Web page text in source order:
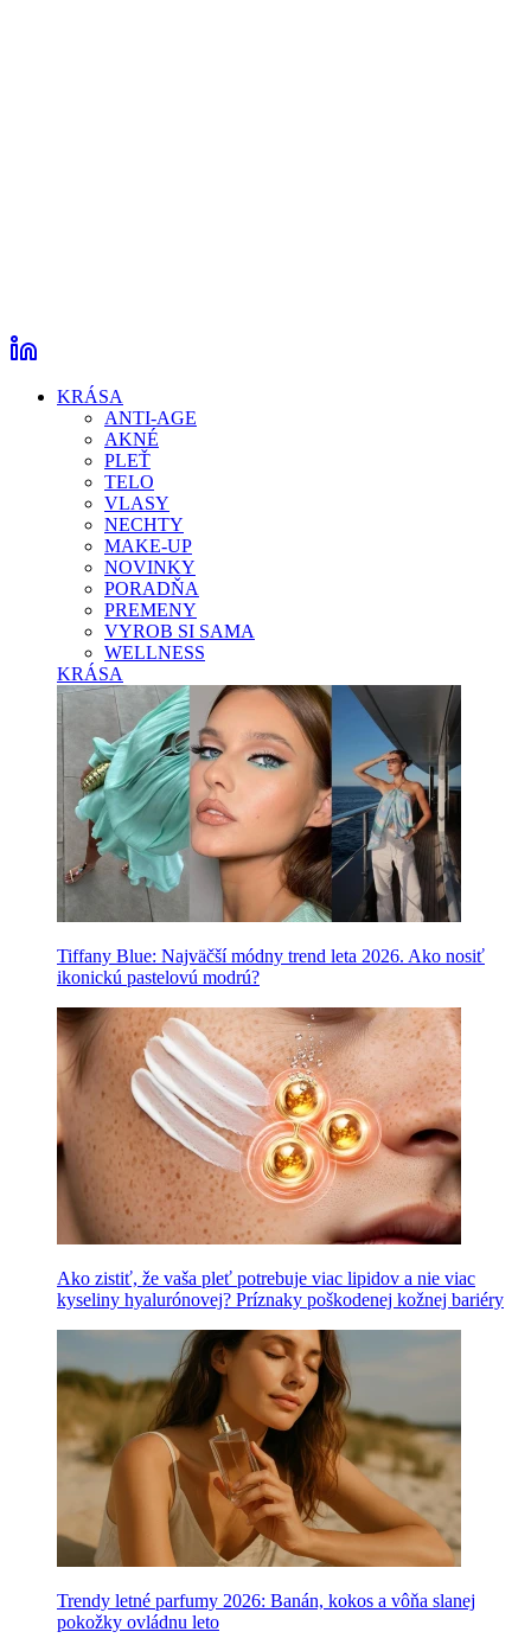
KRÁSA
ANTI-AGE
AKNÉ
PLEŤ
TELO
VLASY
NECHTY
MAKE-UP
NOVINKY
PORADŇA
PREMENY
VYROB SI SAMA
WELLNESS
KRÁSA
Tiffany Blue: Najväčší módny trend leta 2026. Ako nosiť
ikonickú pastelovú modrú?
Ako zistiť, že vaša pleť potrebuje viac lipidov a nie viac
kyseliny hyalurónovej? Príznaky poškodenej kožnej bariéry
Trendy letné parfumy 2026: Banán, kokos a vôňa slanej
pokožky ovládnu leto